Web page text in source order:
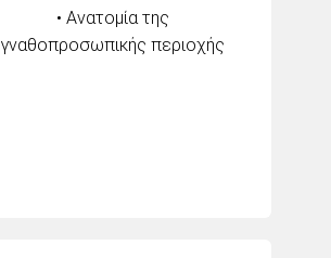
• Ανατομία της
γναθοπροσωπικής περιοχής